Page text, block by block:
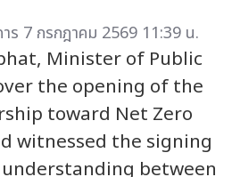
ร 7 กรกฎาคม 2569 11:39 น.
Minister of Public
the opening of the
toward Net Zero
witnessed the signing
between